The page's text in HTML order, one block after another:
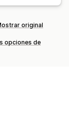
original
opciones de